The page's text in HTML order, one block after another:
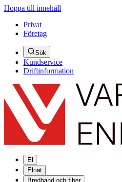
Hoppa till innehåll
Privat
Företag
Sök
Kundservice
Driftinformation
El
Elnät
Bredband och fiber